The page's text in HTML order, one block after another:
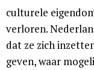
culturele
verloren.
dat ze zich
geven, waar